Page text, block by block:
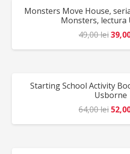
AVERTISMENT: A se utiliza
a unui adult. Producător: D
REDUCERI!
Monsters Move House,
Monsters, lectura
49,00lei
REDUCERI!
Starting School Activity
Usborne
64,00lei